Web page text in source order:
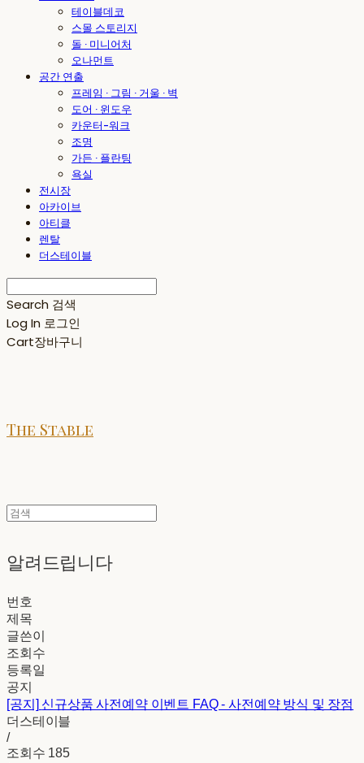
테이블데코
스몰 스토리지
돌 · 미니어처
오나먼트
공간 연출
프레임 · 그림 · 거울 · 벽
도어 · 윈도우
카운터-워크
조명
가든 · 플란팅
욕실
전시장
아카이브
아티클
렌탈
더스테이블
Search 검색
Log In 로그인
Cart장바구니
The Stable
알려드립니다
번호
제목
글쓴이
조회수
등록일
공지
[공지] 신규상품 사전예약 이벤트 FAQ - 사전예약 방식 및 장점
더스테이블
/
조회수 185